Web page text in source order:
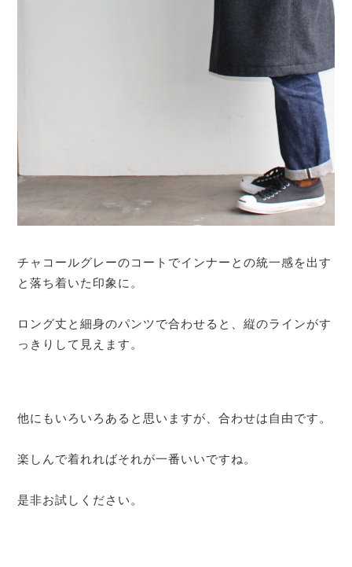
チャコールグレーのコートでインナーとの統一感を出す
と落ち着いた印象に。
ロング丈と細身のパンツで合わせると、縦のラインがす
っきりして見えます。
他にもいろいろあると思いますが、合わせは自由です。
楽しんで着れればそれが一番いいですね。
是非お試しください。